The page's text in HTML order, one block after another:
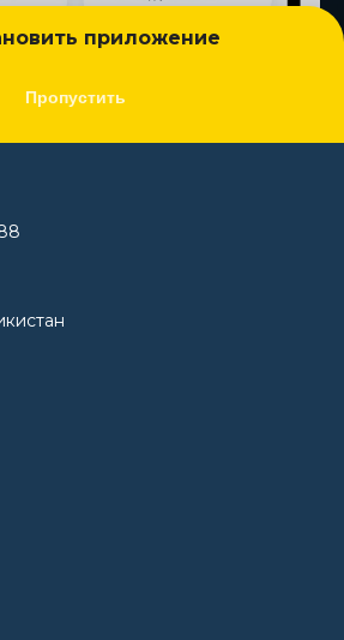
приложение
Пропустить